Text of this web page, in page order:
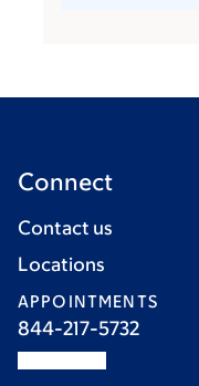
Connect
Contact us
Locations
APPOINTMENTS
844-217-5732